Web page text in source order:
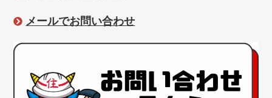
メールでお問い合わせ